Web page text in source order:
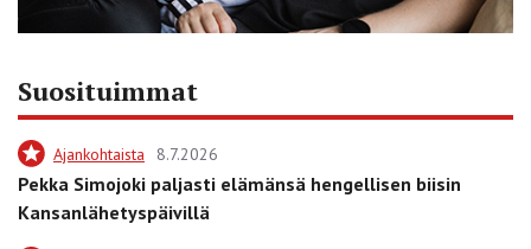
Suosituimmat
Ajankohtaista 8.7.2026
Pekka Simojoki paljasti elämänsä hengellisen biisin
Kansanlähetyspäivillä